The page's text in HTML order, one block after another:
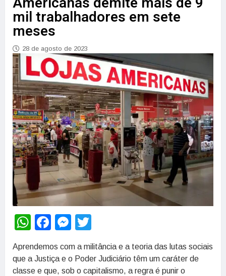
mil trabalhadores em sete
meses
28 de agosto de 2023
WhatsApp
Facebook
Messenger
Aprendemos com a militância e a teoria das lutas sociais
que a Justiça e o Poder Judiciário têm um caráter de
classe e que, sob o capitalismo, a regra é punir o